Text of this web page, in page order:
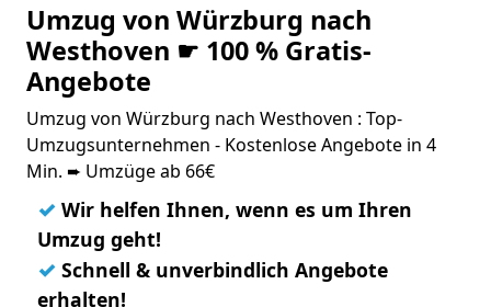
Umzug von Würzburg nach
Westhoven ☛ 100 % Gratis-
Angebote
Umzug von Würzburg nach Westhoven : Top-
Umzugsunternehmen - Kostenlose Angebote in 4
Min. ➨ Umzüge ab 66€
✓ Wir helfen Ihnen, wenn es um Ihren
Umzug geht!
✓ Schnell & unverbindlich Angebote
erhalten!